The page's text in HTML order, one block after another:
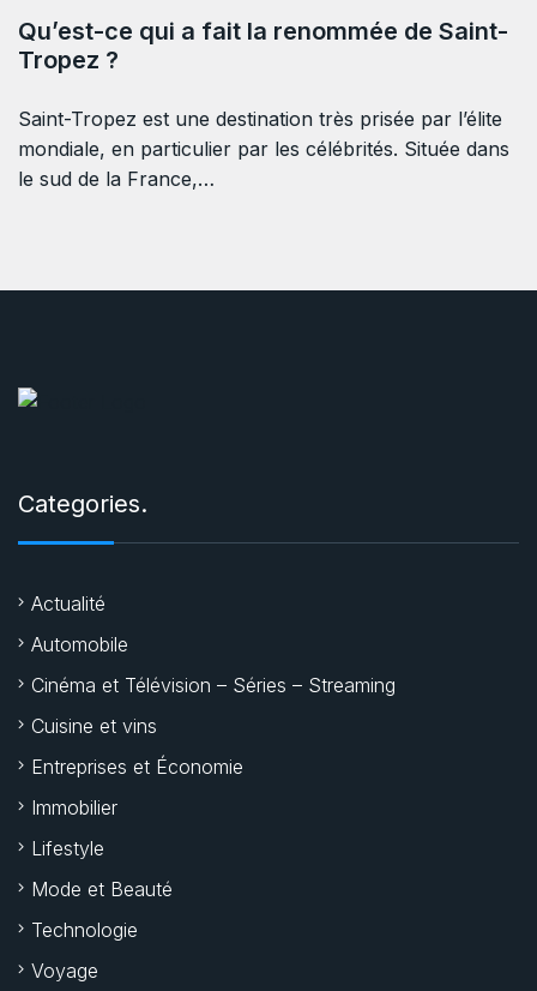
Qu’est-ce qui a fait la renommée de Saint-
Tropez ?
Saint-Tropez est une destination très prisée par l’élite
mondiale, en particulier par les célébrités. Située dans
le sud de la France,…
Categories.
Actualité
Automobile
Cinéma et Télévision – Séries – Streaming
Cuisine et vins
Entreprises et Économie
Immobilier
Lifestyle
Mode et Beauté
Technologie
Voyage